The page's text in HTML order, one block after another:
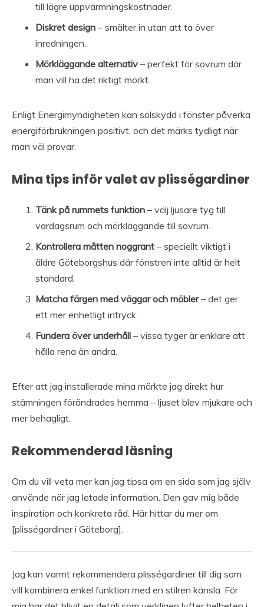
till lägre uppvärmningskostnader.
Diskret design – smälter in utan att ta över
inredningen.
Mörkläggande alternativ – perfekt för sovrum där
man vill ha det riktigt mörkt.
Enligt Energimyndigheten kan solskydd i fönster påverka
energiförbrukningen positivt, och det märks tydligt när
man väl provar.
Mina tips inför valet av plisségardiner
Tänk på rummets funktion – välj ljusare tyg till
vardagsrum och mörkläggande till sovrum.
Kontrollera måtten noggrant – speciellt viktigt i
äldre Göteborgshus där fönstren inte alltid är helt
standard.
Matcha färgen med väggar och möbler– det ger
ett mer enhetligt intryck.
Fundera över underhåll – vissa tyger är enklare att
hålla rena än andra.
Efter att jag installerade mina märkte jag direkt hur
stämningen förändrades hemma – ljuset blev mjukare och
mer behagligt.
Rekommenderad läsning
Om du vill veta mer kan jag tipsa om en sida som jag själv
använde när jag letade information. Den gav mig både
inspiration och konkreta råd. Här hittar du mer om
[plisségardiner i Göteborg].
Jag kan varmt rekommendera plisségardiner till dig som
vill kombinera enkel funktion med en stilren känsla. För